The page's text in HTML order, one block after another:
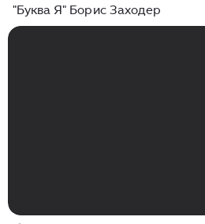
"Буква Я" Борис Заходер